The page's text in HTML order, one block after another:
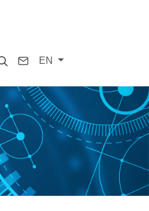
SearchContact
EN